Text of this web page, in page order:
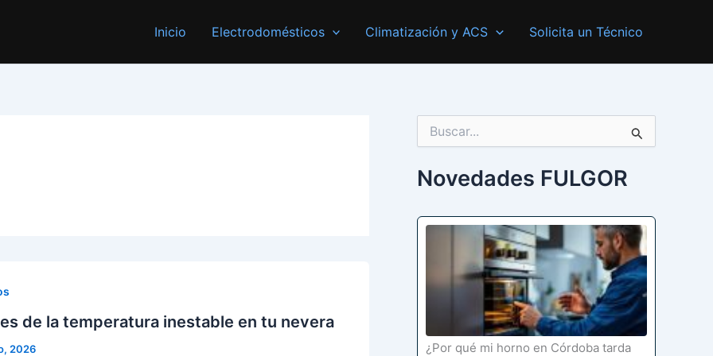
Inicio Electrodomésticos Climatización y ACS Solicita un Técnico
de la temperatura inestable en tu nevera
2026
c
a
p
Novedades FULGOR
¿Por qué mi horno en Córdoba tarda